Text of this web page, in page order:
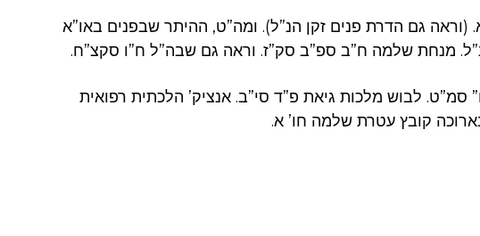
(וראה גם הדרת פנים זקן הנ”ל). ומה”ט, ההיתר שבפנים באו”א
מנחת שלמה ח”ב ספ”ב סק”ז. וראה גם שבה”ל ח”ו סקצ”ח.
לבוש מלכות גיאת פ”ד סי”ב. אנציק’ הלכתית רפואית